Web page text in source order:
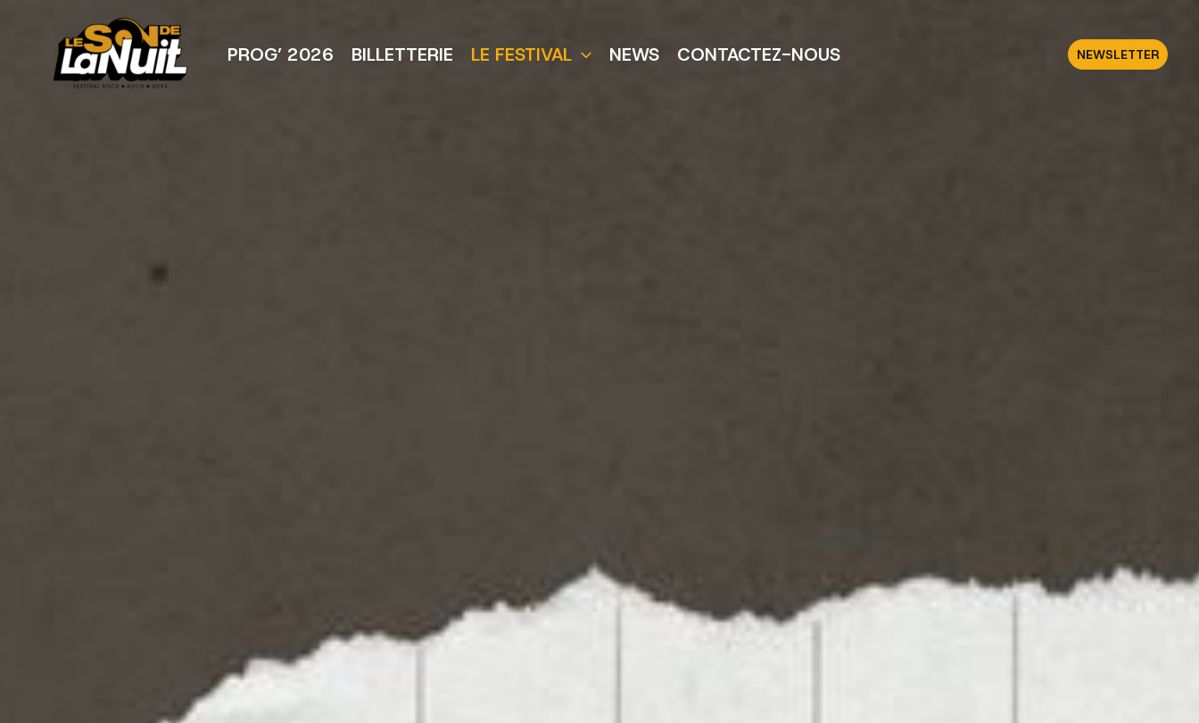
PROG’ 2026 BILLETTERIE LE FESTIVAL NEWS CONTACTEZ-NOUS NEWSLETTER